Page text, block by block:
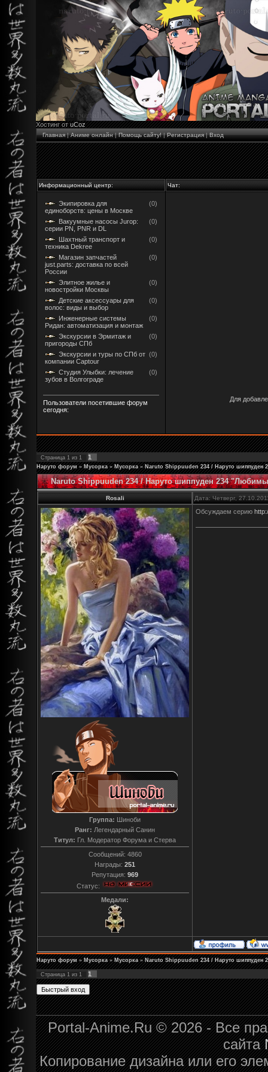
Хостинг отuCoz
Главная|Аниме онлайн|Помощь сайту!|Регистрация|Вход
Информационный центр: Чат:
Экипировка для
единоборств: цены в Москве
(0)
Вакуумные насосы Jurop:
серии PN, PNR и DL
(0)
Шахтный транспорт и
техника Dekree
(0)
Магазин запчастей
just.parts: доставка по всей
России
(0)
Элитное жилье и
новостройки Москвы
(0)
Детские аксессуары для
волос: виды и выбор
(0)
Инженерные системы
Ридан: автоматизация и монтаж
(0)
Экскурсии в Эрмитаж и
пригороды СПб
(0)
Экскурсии и туры по СПб от
компании Captour
(0)
Студия Улыбки: лечение
зубов в Волгограде
(0)
Пользователи посетившие форум
сегодня:
Для
Страница 1 из 1 1
Наруто форум » Мусорка » Мусорка » Naruto Shippuuden 234 / Наруто шиппуден
Naruto Shippuuden 234 / Наруто шиппуден 234
Rosali Дата: Четверг,
Группа: Шиноби
Ранг: Легендарный Санин
Титул: Гл. Модератор Форума и Стерва
Сообщений: 4860
Награды: 251
Репутация: 969
Статус:
Медали:
Обсуждаем серию
Наруто форум » Мусорка » Мусорка » Naruto Shippuuden 234 / Наруто шиппуден
Страница 1 из 1 1
Portal-Anime.Ru © 2026 - Все
сайта
Копирование дизайна или его